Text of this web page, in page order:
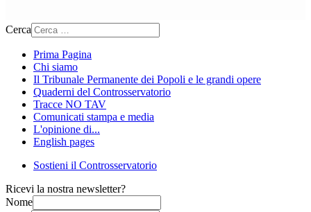
Cerca
Prima Pagina
Chi siamo
Il Tribunale Permanente dei Popoli e le grandi opere
Quaderni del Controsservatorio
Tracce NO TAV
Comunicati stampa e media
L'opinione di...
English pages
Sostieni il Controsservatorio
Ricevi la nostra newsletter?
Nome